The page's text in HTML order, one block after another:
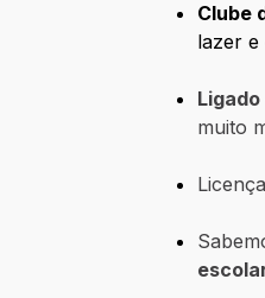
Clube
lazer e
muito
Licença